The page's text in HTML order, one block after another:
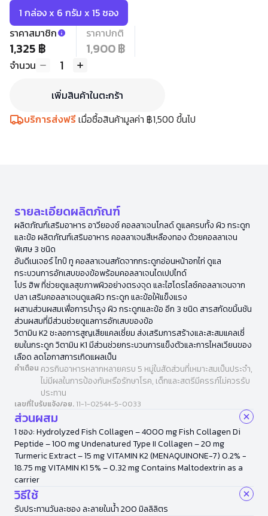
1 กล่อง x 6 กรัม x 15 ซอง
ราคาสมาชิก
1,325 ฿
ราคาปกติ
1,900 ฿
จำนวน 1
เพิ่มสินค้าในตะกร้า
บริการส่งฟรีเมื่อซื้อสินค้ามูลค่า ฿1,500 ขึ้นไป
รายละเอียดผลิตภัณฑ์
ผลิตภัณฑ์เสริมอาหาร อาวียองซ์ คอลลาเจนโกลด์ ดูแลครบทั้ง ผิว กระดูก
และข้อ ผลิตภัณฑ์เสริมอาหาร คอลลาเจนสีเหลืองทอง ด้วยคอลลาเจน
พิเศษ 3 ชนิด
อันดีเนเจอร์ ไทป์ ทู คอลลาเจนสกัดจากกระดูกอ่อนหน้าอกไก่ ดูแล
กระบวนการอักเสบของข้อพร้อมคอลลาเจนไดเปปไทด์
โปร ฮิพ ที่ช่วยดูแลสุขภาพผิวอย่างตรงจุด และไฮโดรไลซ์คอลลาเจนจาก
ปลา เสริมคอลลาเจนดูแลผิว กระดูก และข้อให้แข็งแรง
ผสานส่วนผสมเพื่อการบำรุง ผิว กระดูกและข้อ อีก 3 ชนิด สารสกัดขมิ้นชัน
ส่วนผสมที่มีส่วนช่วยดูแลการอักเสบของข้อ
วิตามิน K2 ชะลอการสูญเสียแคลเซี่ยม ส่งเสริมการสร้างและสะสมแคลเซี่
ยมในกระดูก วิตามิน K1 มีส่วนช่วยกระบวนการแข็งตัวและการไหลเวียนของ
เลือด ลดโอกาสการเกิดแผลเป็น
คำเตือน ควรกินอาหารหลากหลายครบ 5 หมู่ในสัดส่วนที่เหมาะสมเป็นประจำ,
ไม่มีผลในการป้องกันหรือรักษาโรค, เด็กและสตรีมีครรภ์ไม่ควรรับ
ประทาน
เลขที่ใบรับแจ้ง/อย. 11-1-02544-5-0033
ส่วนผสม
1 ซอง: Hydrolyzed Fish Collagen – 4000 mg Fish Collagen Di
Peptide – 100 mg Undenatured Type II Collagen – 20 mg
Turmeric Extract – 15 mg VITAMIN K2 (MENAQUINONE-7) 0.2% -
18.75 mg VITAMIN K1 5% – 0.32 mg Contains Maltodextrin as a
carrier
วิธีใช้
รับประทานวันละซอง ละลายในน้ำ 200 มิลลิลิตร